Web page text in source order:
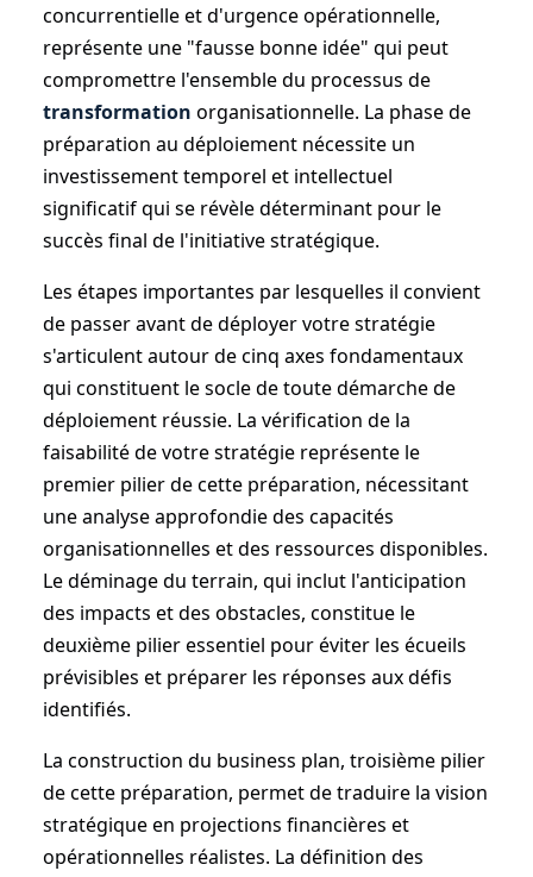
concurrentielle et d'urgence opérationnelle,
représente une "fausse bonne idée" qui peut
compromettre l'ensemble du processus de
transformation organisationnelle. La phase de
préparation au déploiement nécessite un
investissement temporel et intellectuel
significatif qui se révèle déterminant pour le
succès final de l'initiative stratégique.
Les étapes importantes par lesquelles il convient
de passer avant de déployer votre stratégie
s'articulent autour de cinq axes fondamentaux
qui constituent le socle de toute démarche de
déploiement réussie. La vérification de la
faisabilité de votre stratégie représente le
premier pilier de cette préparation, nécessitant
une analyse approfondie des capacités
organisationnelles et des ressources disponibles.
Le déminage du terrain, qui inclut l'anticipation
des impacts et des obstacles, constitue le
deuxième pilier essentiel pour éviter les écueils
prévisibles et préparer les réponses aux défis
identifiés.
La construction du business plan, troisième pilier
de cette préparation, permet de traduire la vision
stratégique en projections financières et
opérationnelles réalistes. La définition des